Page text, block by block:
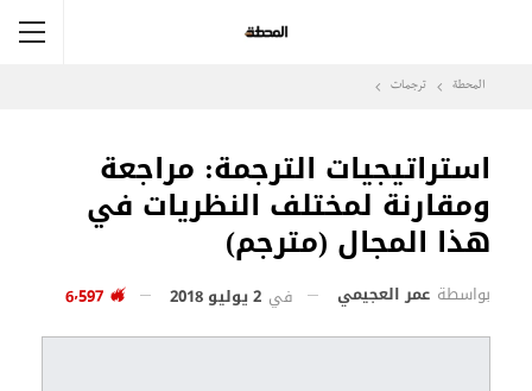
المحطة ترجمات
استراتيجيات الترجمة: مراجعة
ومقارنة لمختلف النظريات في
هذا المجال (مترجم)
بواسطة عمر العجيمي في 2 يوليو 2018